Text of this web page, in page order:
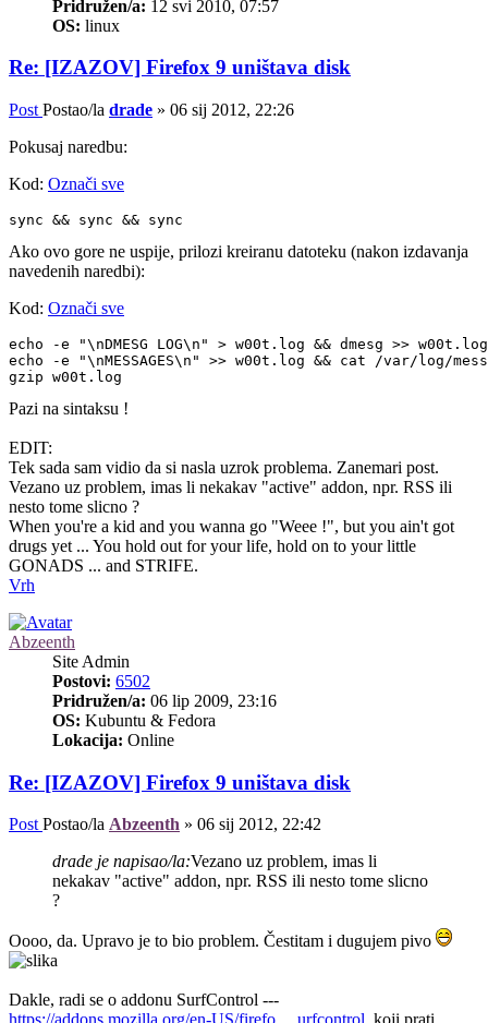
Pridružen/a: 12 svi 2010, 07:57
OS: linux
Re: [IZAZOV] Firefox 9 uništava disk
Post Postao/la drade » 06 sij 2012, 22:26
Pokusaj naredbu:
Kod: Označi sve
Ako ovo gore ne uspije, prilozi kreiranu datoteku (nakon izdavanja
navedenih naredbi):
Kod: Označi sve
echo -e "\nDMESG LOG\n" > w00t.log && dmesg >> w00t.log
echo -e "\nMESSAGES\n" >> w00t.log && cat /var/log/
Pazi na sintaksu !
EDIT:
Tek sada sam vidio da si nasla uzrok problema. Zanemari post.
Vezano uz problem, imas li nekakav "active" addon, npr. RSS ili
nesto tome slicno ?
When you're a kid and you wanna go "Weee !", but you ain't got
drugs yet ... You hold out for your life, hold on to your little
GONADS ... and STRIFE.
Vrh
Abzeenth
Site Admin
Postovi: 6502
Pridružen/a: 06 lip 2009, 23:16
OS: Kubuntu & Fedora
Lokacija: Online
Re: [IZAZOV] Firefox 9 uništava disk
Post Postao/la Abzeenth » 06 sij 2012, 22:42
drade je napisao/la:Vezano uz problem, imas li
nekakav "active" addon, npr. RSS ili nesto tome slicno
?
Oooo, da. Upravo je to bio problem. Čestitam i dugujem pivo
Dakle, radi se o addonu SurfControl ---